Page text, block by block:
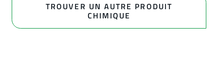
TROUVER UN AUTRE PRODUIT
CHIMIQUE